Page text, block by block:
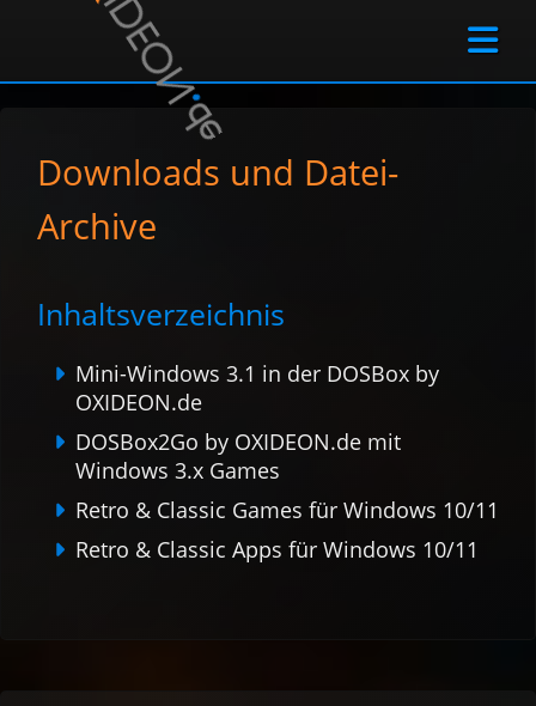
Downloads und Datei-
Archive
Inhaltsverzeichnis
Mini-Windows 3.1 in der DOSBox by
OXIDEON.de
DOSBox2Go by OXIDEON.de mit
Windows 3.x Games
Retro & Classic Games für Windows 10/11
Retro & Classic Apps für Windows 10/11
